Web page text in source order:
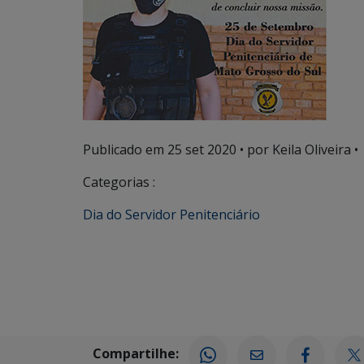
Publicado em 25 set 2020 • por Keila Oliveira •
Categorias :
Dia do Servidor Penitenciário
Compartilhe: